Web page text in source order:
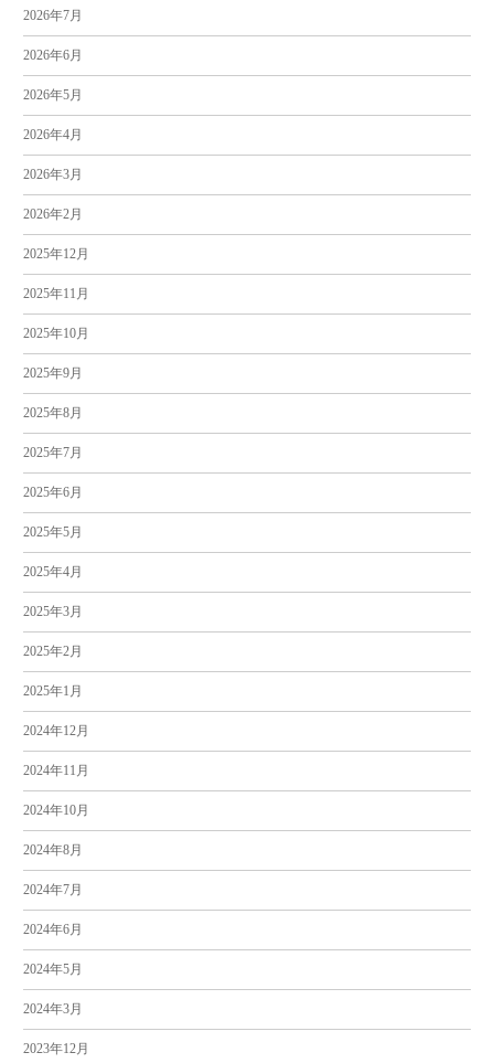
2026年7月
2026年6月
2026年5月
2026年4月
2026年3月
2026年2月
2025年12月
2025年11月
2025年10月
2025年9月
2025年8月
2025年7月
2025年6月
2025年5月
2025年4月
2025年3月
2025年2月
2025年1月
2024年12月
2024年11月
2024年10月
2024年8月
2024年7月
2024年6月
2024年5月
2024年3月
2023年12月